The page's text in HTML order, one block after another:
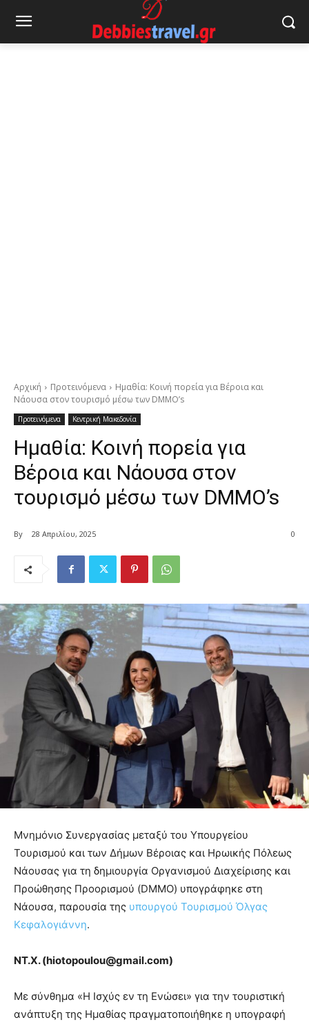
Αρχική Προτεινόμενα
Ημαθία: Κοινή πορεία για Βέροια και
Νάουσα στον τουρισμό μέσω των DMMO’s
Προτεινόμενα Κεντρική Μακεδονία
Ημαθία: Κοινή πορεία για
Βέροια και Νάουσα στον
τουρισμό μέσω των DMMO’s
By 28 Απριλίου, 2025 0
Μνημόνιο Συνεργασίας μεταξύ του Υπουργείου
Τουρισμού και των Δήμων Βέροιας και Ηρωικής Πόλεως
Νάουσας για τη δημιουργία Οργανισμού Διαχείρισης και
Προώθησης Προορισμού (DMMO) υπογράφηκε στη
Νάουσα, παρουσία της υπουργού Τουρισμού Όλγας
Κεφαλογιάννη.
ΝΤ.Χ. (hiotopoulou@gmail.com)
Με σύνθημα «Η Ισχύς εν τη Ενώσει» για την τουριστική
ανάπτυξη της Ημαθίας πραγματοποιήθηκε η υπογραφή